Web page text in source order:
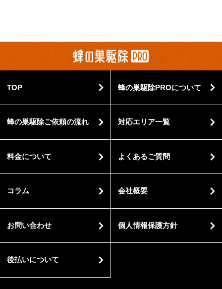
TOP 蜂の巣駆除PROについて
蜂の巣駆除ご依頼の流れ 対応エリア一覧
料金について よくあるご質問
コラム 会社概要
お問い合わせ 個人情報保護方針
後払いについて